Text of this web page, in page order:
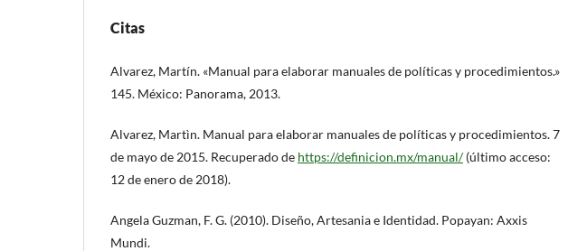
Citas
Alvarez, Martín. «Manual para elaborar manuales de políticas y procedimientos.»
145. México: Panorama, 2013.
Alvarez, Martìn. Manual para elaborar manuales de políticas y procedimientos. 7
de mayo de 2015. Recuperado de https://definicion.mx/manual/(último acceso:
12 de enero de 2018).
Angela Guzman, F. G. (2010). Diseño, Artesania e Identidad. Popayan: Axxis
Mundi.